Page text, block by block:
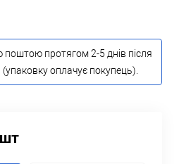
поштою протягом 2-5 днів після
оплачує покупець).